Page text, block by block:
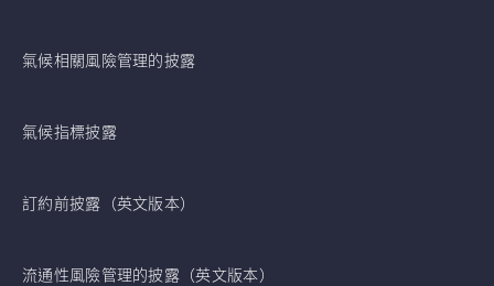
氣候相關風險管理的披露
氣候指標披露
訂約前披露（英文版本）
流通性風險管理的披露（英文版本）